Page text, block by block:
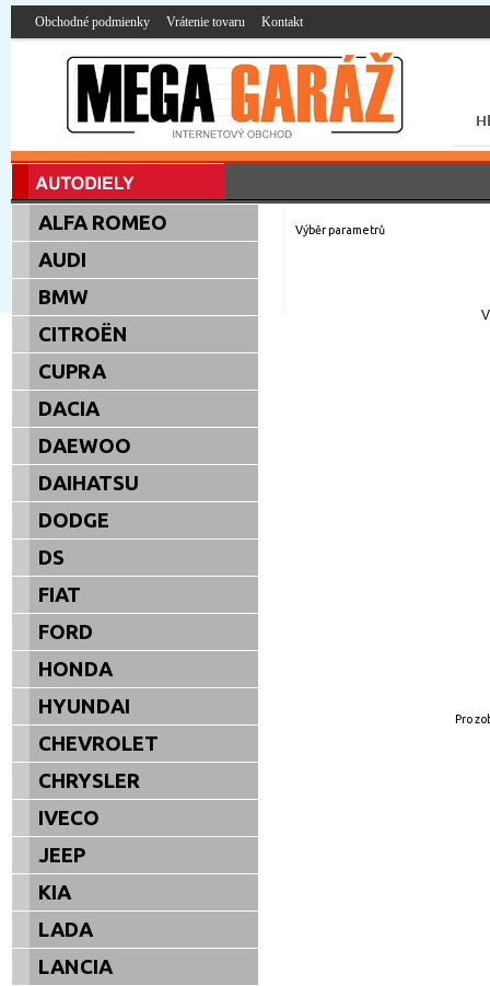
Obchodné podmienky Vrátenie tovaru Kontakt
Výběr parametrů
Pro
ALFA ROMEO
AUDI
BMW
CITROËN
CUPRA
DACIA
DAEWOO
DAIHATSU
DODGE
DS
FIAT
FORD
HONDA
HYUNDAI
CHEVROLET
CHRYSLER
IVECO
JEEP
KIA
LADA
LANCIA